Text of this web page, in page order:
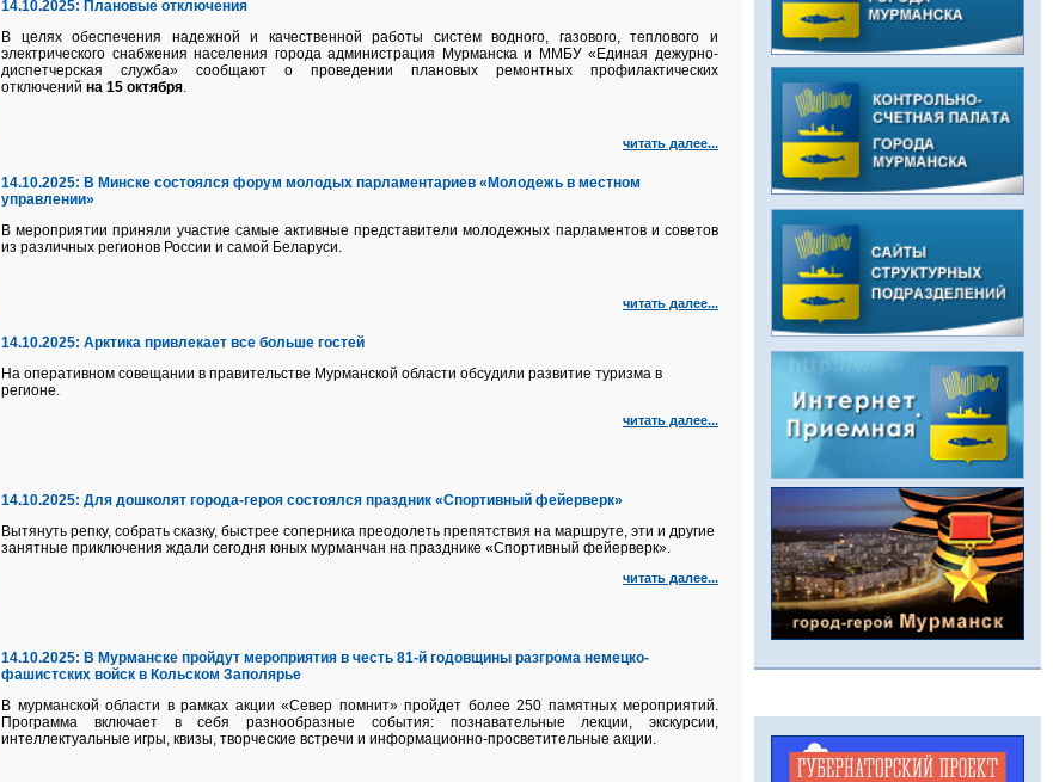
14.10.2025: Плановые отключения
В целях обеспечения надежной и качественной работы систем водного, газового, теплового и
электрического снабжения населения города администрация Мурманска и ММБУ «Единая дежурно-
диспетчерская служба» сообщают о проведении плановых ремонтных профилактических
отключений на 15 октября.
читать далее...
14.10.2025: В Минске состоялся форум молодых парламентариев «Молодежь в местном
управлении»
В мероприятии приняли участие самые активные представители молодежных парламентов и советов
из различных регионов России и самой Беларуси.
читать далее...
14.10.2025: Арктика привлекает все больше гостей
На оперативном совещании в правительстве Мурманской области обсудили развитие туризма в
регионе.
читать далее...
14.10.2025: Для дошколят города-героя состоялся праздник «Спортивный фейерверк»
Вытянуть репку, собрать сказку, быстрее соперника преодолеть препятствия на маршруте, эти и другие
занятные приключения ждали сегодня юных мурманчан на празднике «Спортивный фейерверк».
читать далее...
14.10.2025: В Мурманске пройдут мероприятия в честь 81-й годовщины разгрома немецко-
фашистских войск в Кольском Заполярье
В мурманской области в рамках акции «Север помнит» пройдет более 250 памятных мероприятий.
Программа включает в себя разнообразные события: познавательные лекции, экскурсии,
интеллектуальные игры, квизы, творческие встречи и информационно-просветительные акции.